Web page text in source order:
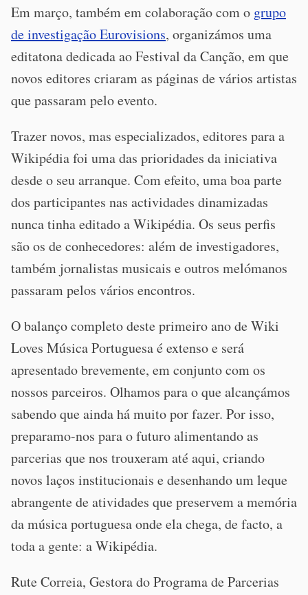
Em março, também em colaboração com o grupo
de investigação Eurovisions, organizámos uma
editatona dedicada ao Festival da Canção, em que
novos editores criaram as páginas de vários artistas
que passaram pelo evento.
Trazer novos, mas especializados, editores para a
Wikipédia foi uma das prioridades da iniciativa
desde o seu arranque. Com efeito, uma boa parte
dos participantes nas actividades dinamizadas
nunca tinha editado a Wikipédia. Os seus perfis
são os de conhecedores: além de investigadores,
também jornalistas musicais e outros melómanos
passaram pelos vários encontros.
O balanço completo deste primeiro ano de Wiki
Loves Música Portuguesa é extenso e será
apresentado brevemente, em conjunto com os
nossos parceiros. Olhamos para o que alcançámos
sabendo que ainda há muito por fazer. Por isso,
preparamo-nos para o futuro alimentando as
parcerias que nos trouxeram até aqui, criando
novos laços institucionais e desenhando um leque
abrangente de atividades que preservem a memória
da música portuguesa onde ela chega, de facto, a
toda a gente: a Wikipédia.
Rute Correia, Gestora do Programa de Parcerias